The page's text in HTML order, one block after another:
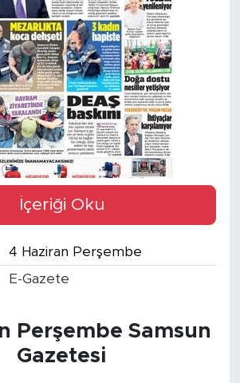
İçeriği Oku
4 Haziran Perşembe
E-Gazete
Perşembe Samsun
Gazetesi